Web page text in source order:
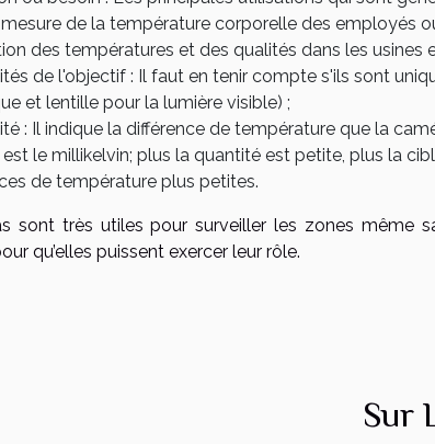
de la température corporelle des employés
des températures et des qualités dans les usines
de l'objectif : Il faut en tenir compte s'ils sont
et lentille pour la lumière visible) ;
: Il indique la différence de température que la
le millikelvin; plus la quantité est petite, plus la
de température plus petites.
sont très utiles pour surveiller les zones même
qu’elles puissent exercer leur rôle.
Sur